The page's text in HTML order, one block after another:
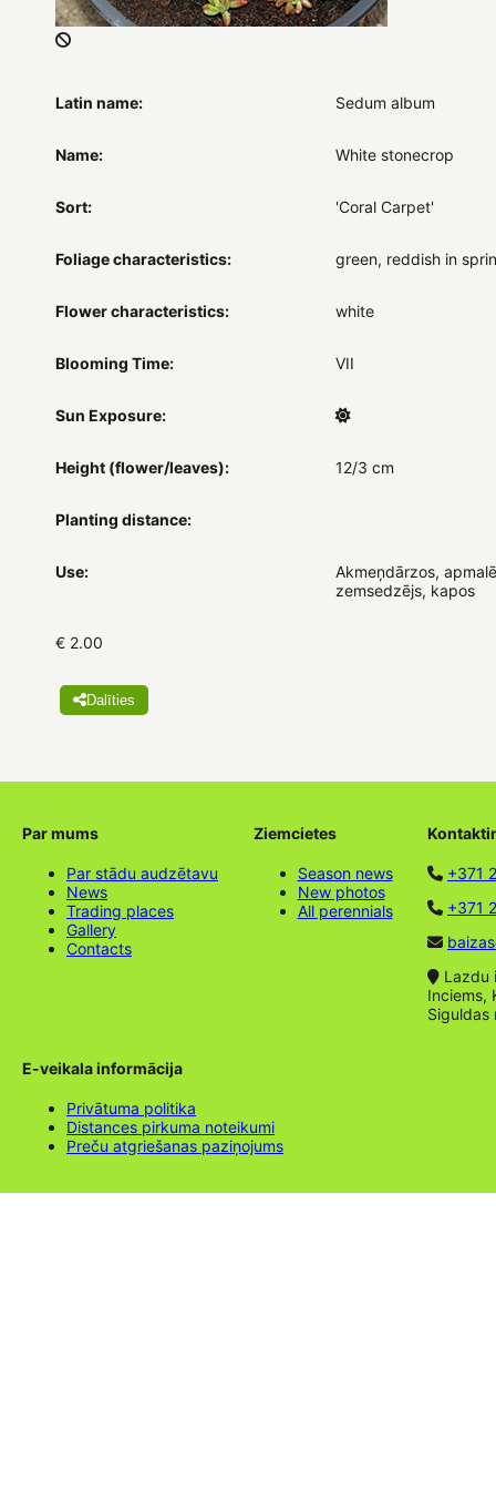
Latin name: Sedum album
Name: White stonecrop
Sort: 'Coral Carpet'
Foliage characteristics: green, reddish in
Flower characteristics: white
Blooming Time: VII
Sun Exposure:
Height (flower/leaves): 12/3 cm
Planting distance:
Use:
Akmeņdārzos,
zemsedzējs, kapos
€ 2.00
Dalīties
Par mums
Par stādu audzētavu
News
Trading places
Gallery
Contacts
Ziemcietes
Season news
New photos
All perennials
+371
+371
Lazdu
Inciems,
Siguldas
E-veikala informācija
Privātuma politika
Distances pirkuma noteikumi
Preču atgriešanas paziņojums